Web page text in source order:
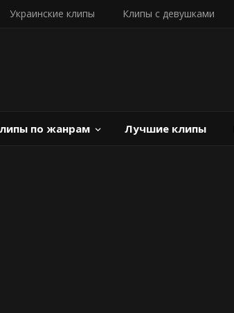
Украинские клипы Клипы с девушками
по жанрам Лучшие клипы